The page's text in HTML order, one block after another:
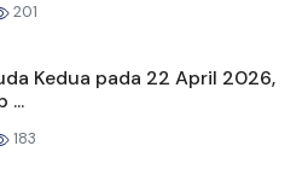
201
Kedua pada 22 April 2026,
...
183